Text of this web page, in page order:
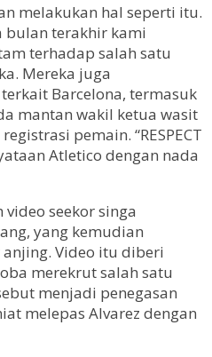
melakukan hal seperti itu.
bulan terakhir kami
terhadap salah satu
Mereka juga
Barcelona, termasuk
mantan wakil ketua wasit
pemain. “RESPECT
Atletico dengan nada
seekor singa
yang kemudian
Video itu diberi
merekrut salah satu
menjadi penegasan
melepas Alvarez dengan